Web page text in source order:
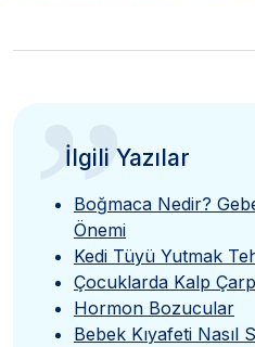
”
İlgili Yazılar
Boğmaca Nedir?
Önemi
Kedi Tüyü Yutmak
Çocuklarda Kalp
Hormon Bozucular
Bebek Kıyafeti Nasıl